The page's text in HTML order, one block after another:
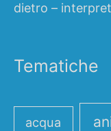
dietro –
Tematiche
acqua